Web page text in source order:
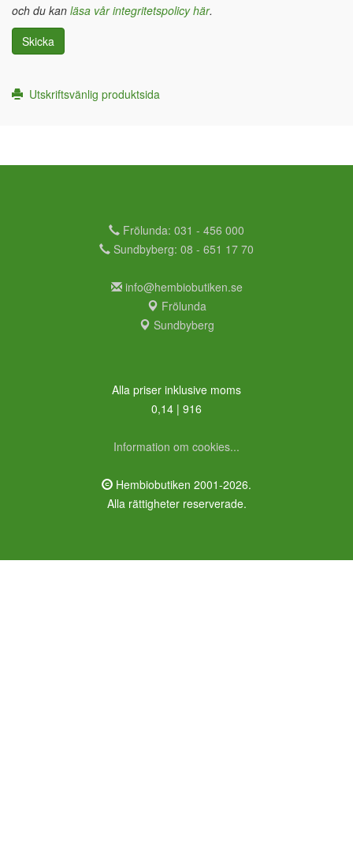
och du kan läsa vår integritetspolicy här.
Skicka
Utskriftsvänlig produktsida
Frölunda: 031 - 456 000
Sundbyberg: 08 - 651 17 70
info@hembiobutiken.se
Frölunda
Sundbyberg
Alla priser inklusive moms
0,14 | 916
Information om cookies...
Hembiobutiken 2001-2026.
Alla rättigheter reserverade.